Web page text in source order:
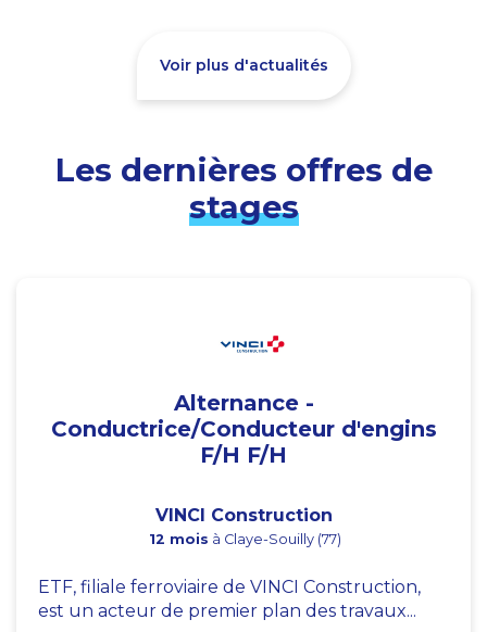
Voir plus d'actualités
Les dernières offres de
stages
Alternance -
Conductrice/Conducteur d'engins
F/H F/H
VINCI Construction
12 mois à Claye-Souilly (77)
ETF, filiale ferroviaire de VINCI Construction,
est un acteur de premier plan des travaux...